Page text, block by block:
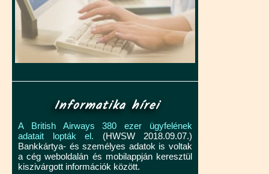
Informatika hírei
A British Airways 380 ezer ügyfelének
adatait lopták el. (HWSW 2018.09.07.)
Bankkártya- és személyes adatok is voltak
a cég weboldalán és mobilappján keresztül
kiszivárgott információk között.